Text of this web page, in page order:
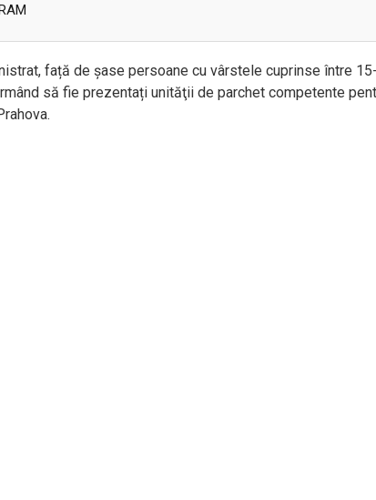
față de șase persoane cu vârstele cuprinse între
să fie prezentați unităţii de parchet competente